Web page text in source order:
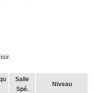
Salle
Spé.
Niveau